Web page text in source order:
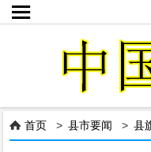

 首页 >县市要闻 >县